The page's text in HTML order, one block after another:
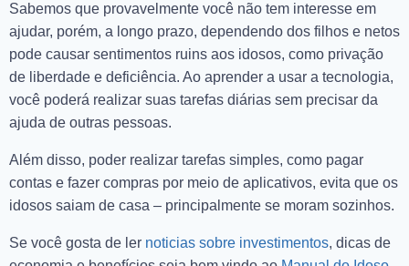
Sabemos que provavelmente você não tem interesse em
ajudar, porém, a longo prazo, dependendo dos filhos e netos
pode causar sentimentos ruins aos idosos, como privação
de liberdade e deficiência. Ao aprender a usar a tecnologia,
você poderá realizar suas tarefas diárias sem precisar da
ajuda de outras pessoas.
Além disso, poder realizar tarefas simples, como pagar
contas e fazer compras por meio de aplicativos, evita que os
idosos saiam de casa – principalmente se moram sozinhos.
Se você gosta de ler noticias sobre investimentos, dicas de